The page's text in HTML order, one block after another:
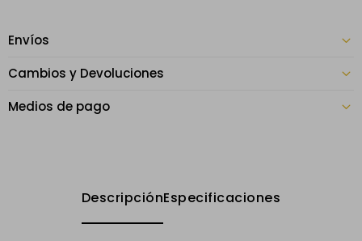
Envíos
Cambios y Devoluciones
Medios de pago
DescripciónEspecificaciones